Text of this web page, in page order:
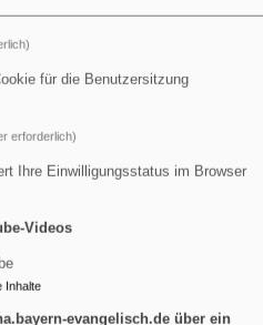
Wild
auf dem Wank
für die Benutzersitzung
erforderlich)
Ihre Einwilligungsstatus im Browser
Videos
Inhalte
evangelisch.de über ein